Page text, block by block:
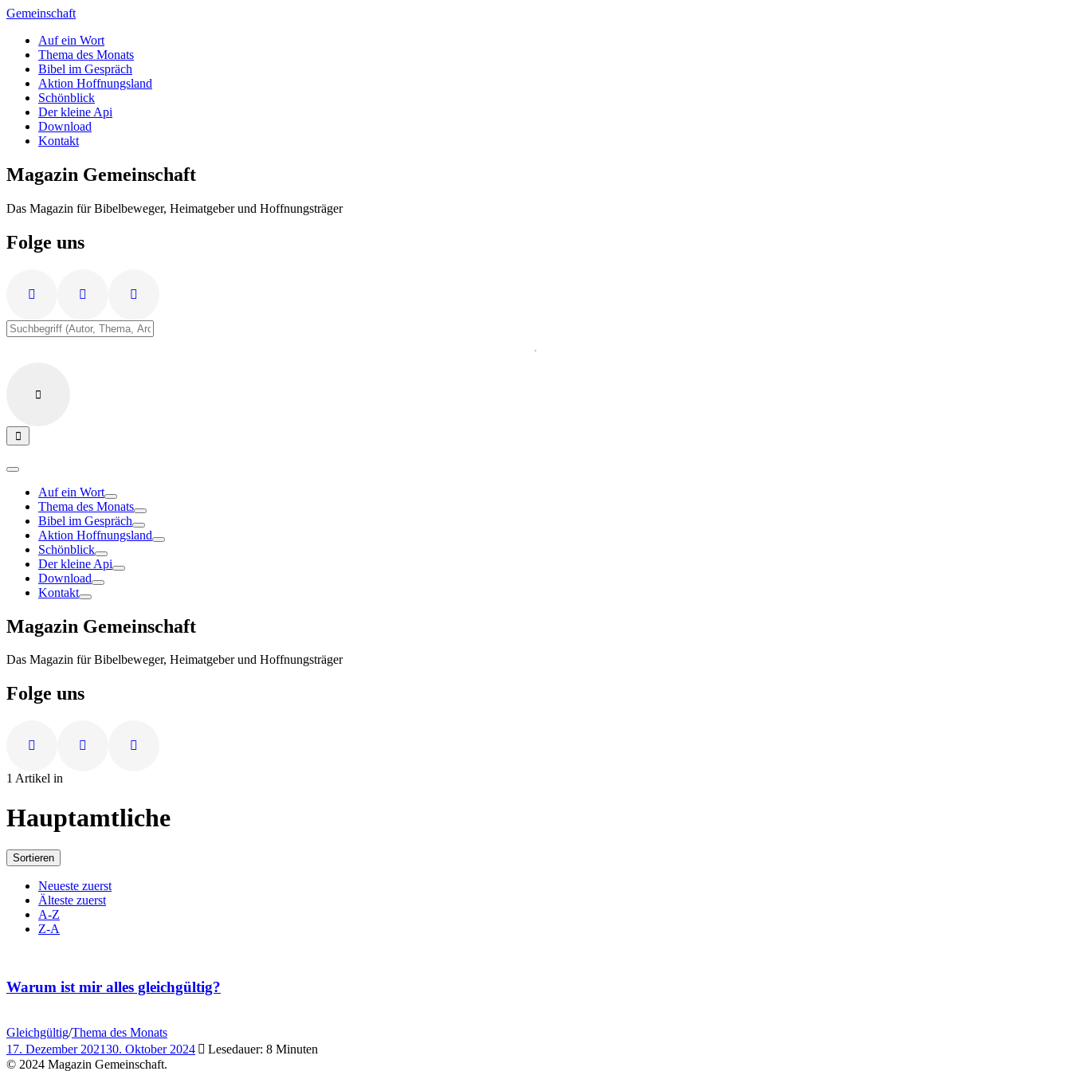
Zum
springen
Gemeinschaft
Auf ein Wort
Thema des Monats
Bibel im Gespräch
Aktion Hoffnungsland
Schönblick
Der kleine Api
Download
Kontakt
Magazin Gemeinschaft
Das Magazin für Bibelbeweger, Heimatgeber und Hoffnungsträger
Folge uns
Auf ein Wort
Thema des Monats
Bibel im Gespräch
Aktion Hoffnungsland
Schönblick
Der kleine Api
Download
Kontakt
Magazin Gemeinschaft
Das Magazin für Bibelbeweger, Heimatgeber und Hoffnungsträger
Folge uns
1 Artikel in
Hauptamtliche
Sortieren
Neueste zuerst
Älteste zuerst
A-Z
Z-A
Warum ist mir alles gleichgültig?
Gleichgültig/Thema des Monats
17. Dezember 202130. Oktober 2024
Lesedauer: 8 Minuten
© 2024 Magazin Gemeinschaft.